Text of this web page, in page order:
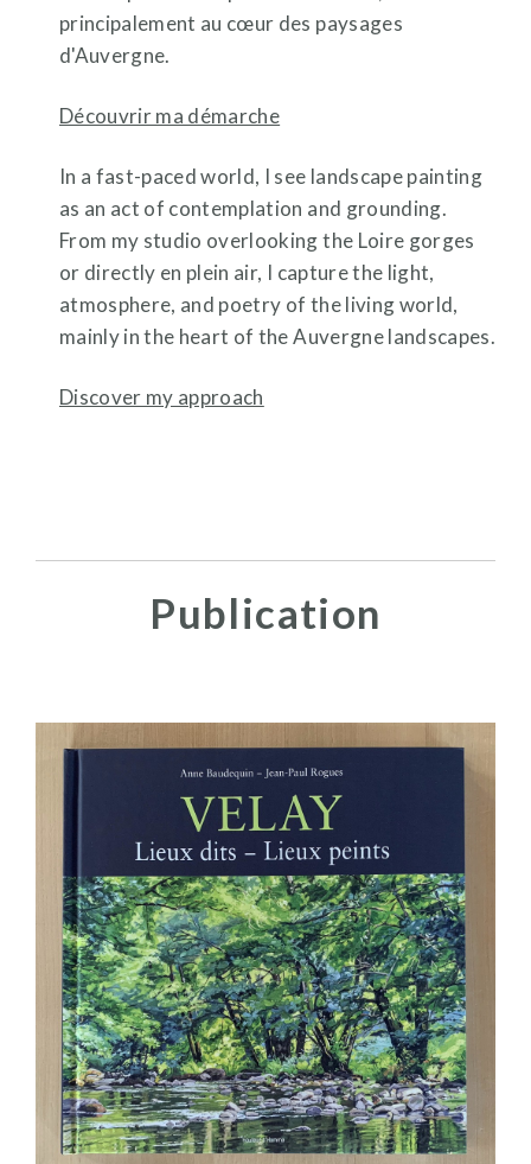
principalement au cœur des paysages
d'Auvergne.
Découvrir ma démarche
In a fast-paced world, I see landscape painting
as an act of contemplation and grounding.
From my studio overlooking the Loire gorges
or directly en plein air, I capture the light,
atmosphere, and poetry of the living world,
mainly in the heart of the Auvergne landscapes.
Discover my approach
Publication